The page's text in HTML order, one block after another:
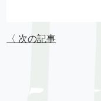
〈 次の記事